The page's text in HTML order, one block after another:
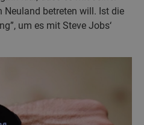
Neuland betreten will. Ist die
um es mit Steve Jobs‘